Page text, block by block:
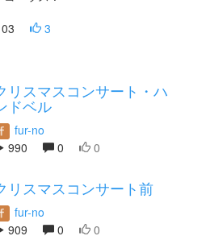
3
リスマスコンサート・ハ
ドベル
fur-no
990
0 0
リスマスコンサート前
fur-no
909
0 0